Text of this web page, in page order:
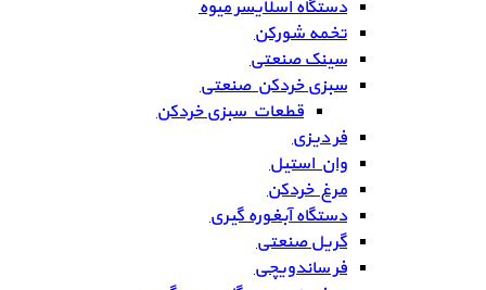
دستگاه اسلایسر میوه
تخمه شورکن
سینک صنعتی
سبزی خردکن صنعتی
قطعات سبزی خردکن
فر دیزی
وان استیل
مرغ خردکن
دستگاه آبغوره گیری
گریل صنعتی
فر ساندویچی